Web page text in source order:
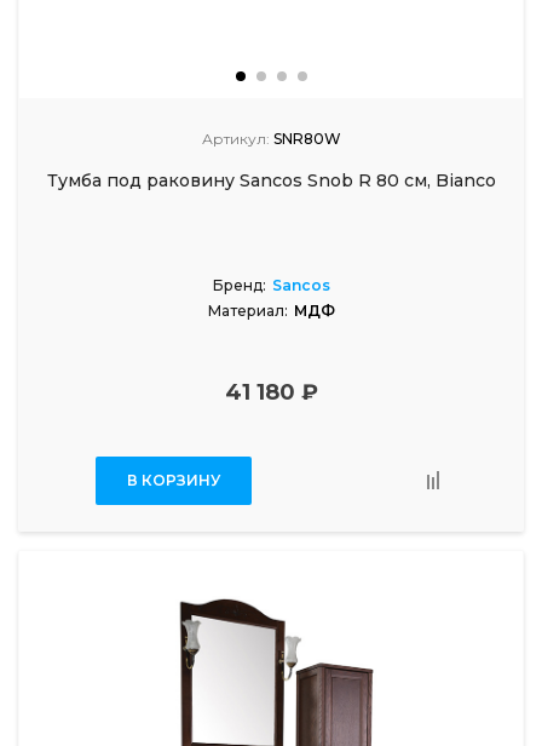
Артикул: SNR80W
Тумба под раковину Sancos Snob R 80 см, Bianco
Бренд: Sancos
Материал: МДФ
41 180 ₽
В КОРЗИНУ